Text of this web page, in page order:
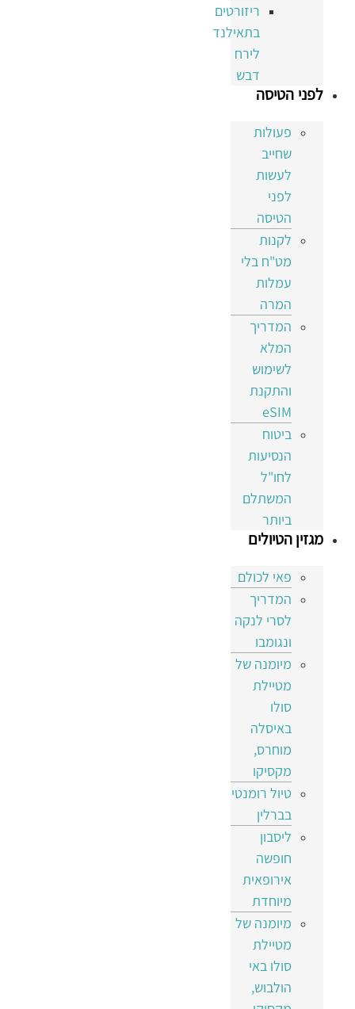
ריזורטים
בתאילנד
לירח
דבש
לפני הטיסה
פעולות
שחייב
לעשות
לפני
הטיסה
לקנות
מט"ח בלי
עמלות
המרה
המדריך
המלא
לשימוש
והתקנת
eSIM
ביטוח
הנסיעות
לחו"ל
המשתלם
ביותר
מגזין הטיולים
פאי לכולם
המדריך
לסרי לנקה
ונגומבו
מיומנה של
מטיילת
סולו
באיסלה
מוחרס,
מקסיקו
טיול רומנטי
בברלין
ליסבון
חופשה
אירופאית
מיוחדת
מיומנה של
מטיילת
סולו באי
הולבוש,